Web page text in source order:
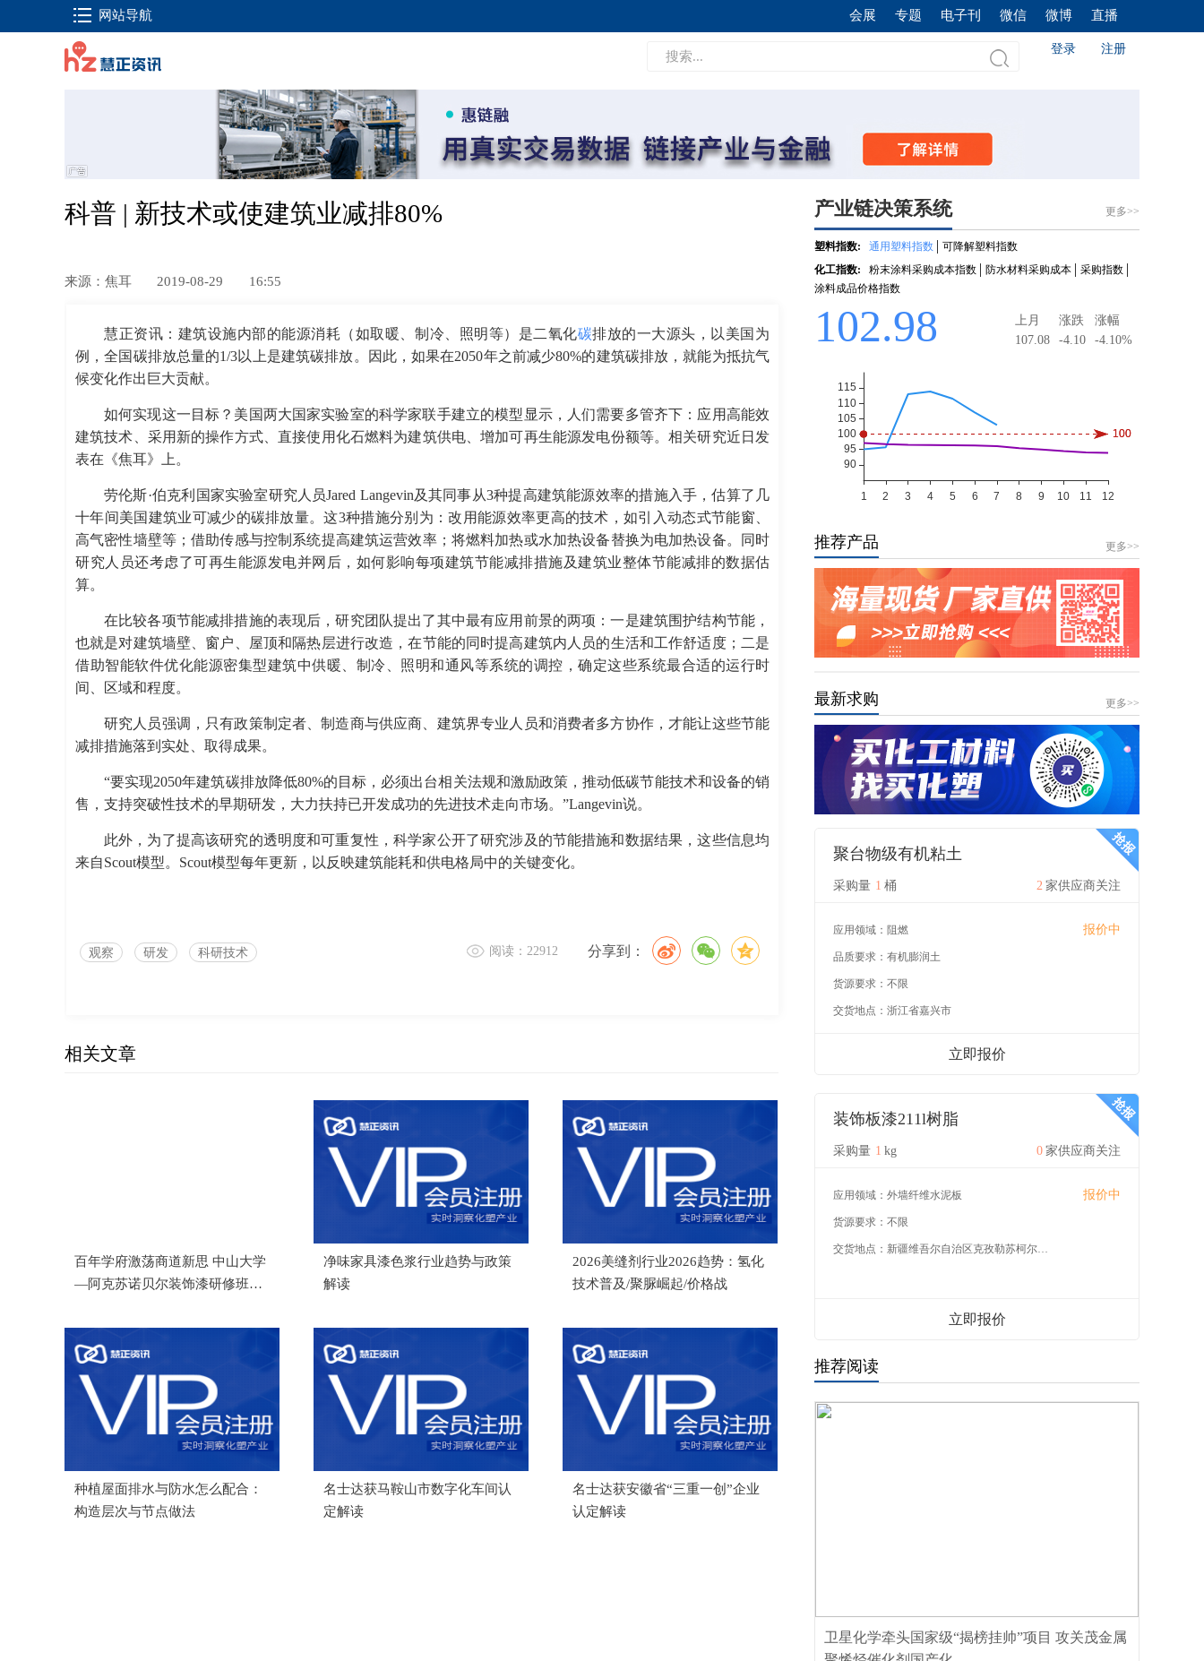
网站导航 会展 专题 电子刊 微信 微博 直播
登录 注册
科普 | 新技术或使建筑业减排80%
来源：焦耳 2019-08-29 16:55
慧正资讯：建筑设施内部的能源消耗（如取暖、制冷、照明等）是二氧化碳排放的一大源头，以美国为
例，全国碳排放总量的1/3以上是建筑碳排放。因此，如果在2050年之前减少80%的建筑碳排放，就能为抵抗气
候变化作出巨大贡献。
如何实现这一目标？美国两大国家实验室的科学家联手建立的模型显示，人们需要多管齐下：应用高能效
建筑技术、采用新的操作方式、直接使用化石燃料为建筑供电、增加可再生能源发电份额等。相关研究近日发
表在《焦耳》上。
劳伦斯·伯克利国家实验室研究人员Jared Langevin及其同事从3种提高建筑能源效率的措施入手，估算了几
十年间美国建筑业可减少的碳排放量。这3种措施分别为：改用能源效率更高的技术，如引入动态式节能窗、
高气密性墙壁等；借助传感与控制系统提高建筑运营效率；将燃料加热或水加热设备替换为电加热设备。同时
研究人员还考虑了可再生能源发电并网后，如何影响每项建筑节能减排措施及建筑业整体节能减排的数据估
算。
在比较各项节能减排措施的表现后，研究团队提出了其中最有应用前景的两项：一是建筑围护结构节能，
也就是对建筑墙壁、窗户、屋顶和隔热层进行改造，在节能的同时提高建筑内人员的生活和工作舒适度；二是
借助智能软件优化能源密集型建筑中供暖、制冷、照明和通风等系统的调控，确定这些系统最合适的运行时
间、区域和程度。
研究人员强调，只有政策制定者、制造商与供应商、建筑界专业人员和消费者多方协作，才能让这些节能
减排措施落到实处、取得成果。
“要实现2050年建筑碳排放降低80%的目标，必须出台相关法规和激励政策，推动低碳节能技术和设备的销
售，支持突破性技术的早期研发，大力扶持已开发成功的先进技术走向市场。”Langevin说。
此外，为了提高该研究的透明度和可重复性，科学家公开了研究涉及的节能措施和数据结果，这些信息均
来自Scout模型。Scout模型每年更新，以反映建筑能耗和供电格局中的关键变化。
观察 研发 科研技术 阅读：22912 分享到：
相关文章
百年学府激荡商道新思 中山大学
—阿克苏诺贝尔装饰漆研修班成
净味家具漆色浆行业趋势与政策
解读
2026美缝剂行业2026趋势：氢化
技术普及/聚脲崛起/价格战
种植屋面排水与防水怎么配合：
构造层次与节点做法
名士达获马鞍山市数字化车间认
定解读
名士达获安徽省“三重一创”企业
认定解读
推荐产品 更多>>
最新求购 更多>>
聚台物级有机粘土
采购量 1 桶 2 家供应商关注
应用领域： 阻燃 报价中
品质要求： 有机膨润土
货源要求： 不限
交货地点： 浙江省嘉兴市
立即报价
装饰板漆211l树脂
采购量 1 kg 0 家供应商关注
应用领域： 外墙纤维水泥板 报价中
货源要求： 不限
交货地点： 新疆维吾尔自治区克孜勒苏柯尔克孜自治州
立即报价
推荐阅读
卫星化学牵头国家级“揭榜挂帅”项目 攻关茂金属